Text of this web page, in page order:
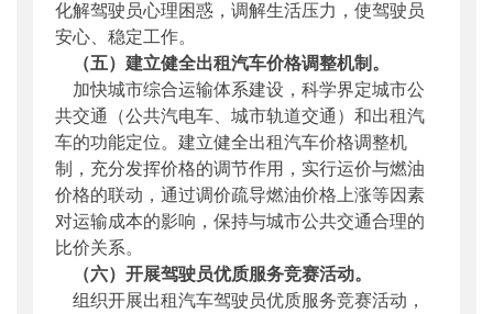
化解驾驶员心理困惑，调解生活压力，使驾驶员
安心、稳定工作。
（五）建立健全出租汽车价格调整机制。
加快城市综合运输体系建设，科学界定城市公
共交通（公共汽电车、城市轨道交通）和出租汽
车的功能定位。建立健全出租汽车价格调整机
制，充分发挥价格的调节作用，实行运价与燃油
价格的联动，通过调价疏导燃油价格上涨等因素
对运输成本的影响，保持与城市公共交通合理的
比价关系。
（六）开展驾驶员优质服务竞赛活动。
组织开展出租汽车驾驶员优质服务竞赛活动，